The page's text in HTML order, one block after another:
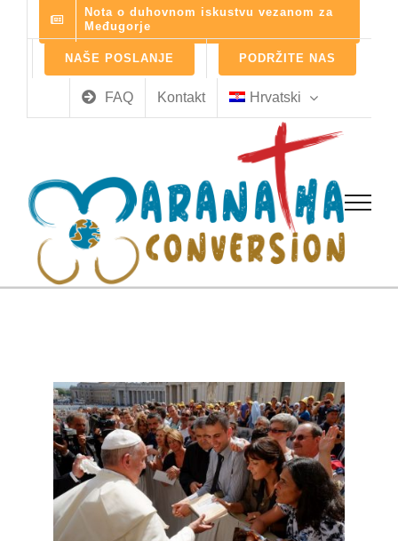
Nota o duhovnom iskustvu vezanom za
Međugorje
NAŠE POSLANJE PODRŽITE NAS
FAQ Kontakt Hrvatski